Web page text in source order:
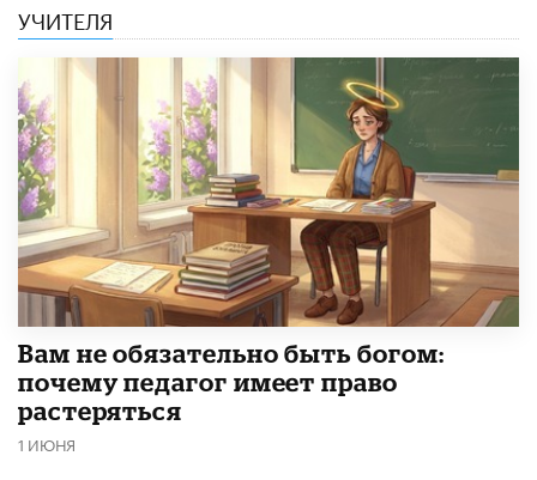
УЧИТЕЛЯ
​Вам не обязательно быть богом:
почему педагог имеет право
растеряться
1 ИЮНЯ